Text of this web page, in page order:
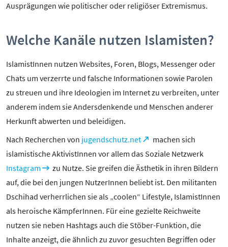
Ausprägungen wie politischer oder religiöser Extremismus.
Welche Kanäle nutzen Islamisten?
IslamistInnen nutzen Websites, Foren, Blogs, Messenger oder
Chats um verzerrte und falsche Informationen sowie Parolen
zu streuen und ihre Ideologien im Internet zu verbreiten, unter
anderem indem sie Andersdenkende und Menschen anderer
Herkunft abwerten und beleidigen.
Nach Recherchen von jugendschutz.net
machen sich
islamistische AktivistInnen vor allem das Soziale Netzwerk
Instagram
zu Nutze. Sie greifen die Ästhetik in ihren Bildern
auf, die bei den jungen NutzerInnen beliebt ist. Den militanten
Dschihad verherrlichen sie als „coolen“ Lifestyle, IslamistInnen
als heroische KämpferInnen. Für eine gezielte Reichweite
nutzen sie neben Hashtags auch die Stöber-Funktion, die
Inhalte anzeigt, die ähnlich zu zuvor gesuchten Begriffen oder
Sicherheit & Risiken
Studien
Aktuelles
ÜBER UNS:
Kontakt
Initiative
Partner
Kooperationen
Beirat
BotschafterInnen
Impressum
Datenschutz
Barrierefreiheit